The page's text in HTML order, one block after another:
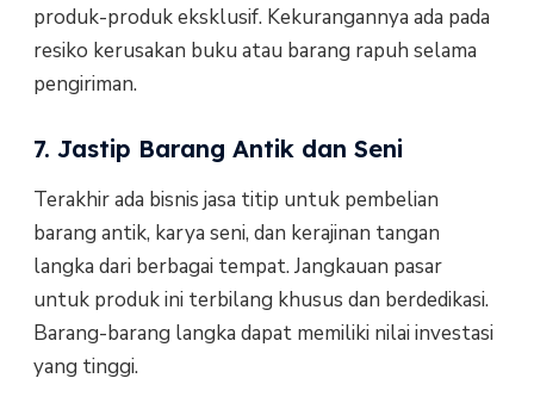
produk-produk eksklusif. Kekurangannya ada pada
resiko kerusakan buku atau barang rapuh selama
pengiriman.
7. Jastip Barang Antik dan Seni
Terakhir ada bisnis jasa titip untuk pembelian
barang antik, karya seni, dan kerajinan tangan
langka dari berbagai tempat. Jangkauan pasar
untuk produk ini terbilang khusus dan berdedikasi.
Barang-barang langka dapat memiliki nilai investasi
yang tinggi.